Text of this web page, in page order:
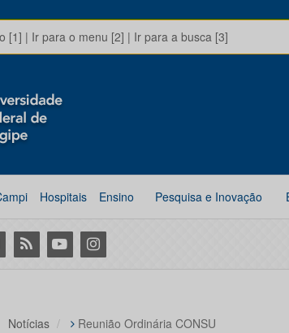
[1] | Ir para o menu [2] | Ir para a busca [3]
Hospitais Ensino Pesquisa e Inovação
RSS YoutubeInstagram
Notícias Reunião Ordinária CONSU